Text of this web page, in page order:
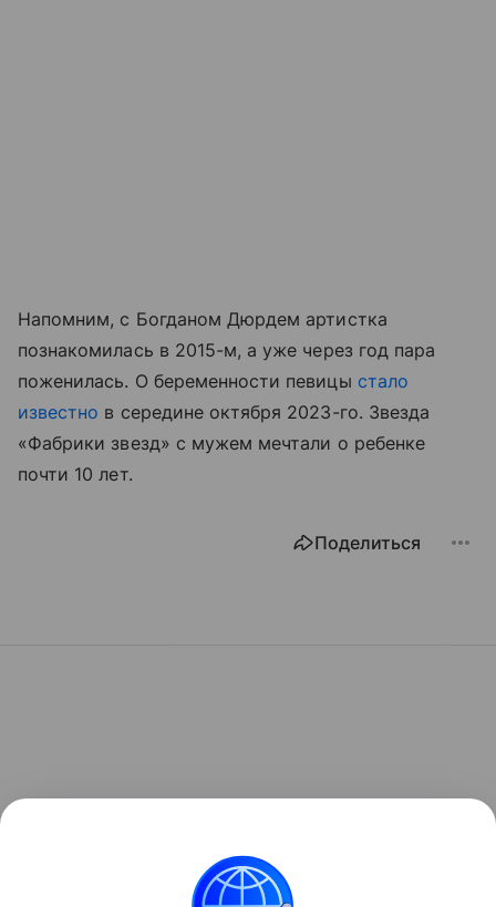
Напомним, с Богданом Дюрдем артистка
познакомилась в 2015-м, а уже через год пара
поженилась. О беременности певицы стало
известно в середине октября 2023-го. Звезда
«Фабрики звезд» с мужем мечтали о ребенке
почти 10 лет.
Поделиться